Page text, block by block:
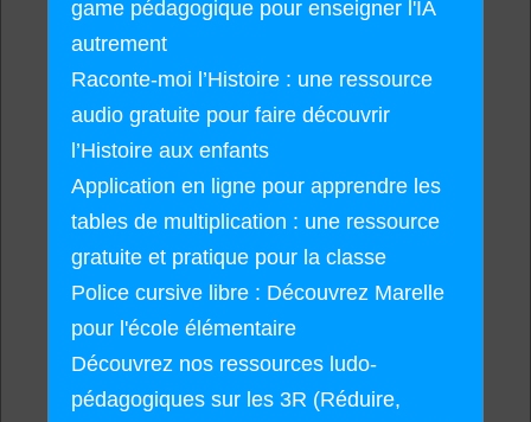
game pédagogique pour enseigner l'IA
autrement
Raconte-moi l’Histoire : une ressource
audio gratuite pour faire découvrir
l’Histoire aux enfants
Application en ligne pour apprendre les
tables de multiplication : une ressource
gratuite et pratique pour la classe
Police cursive libre : Découvrez Marelle
pour l'école élémentaire
Découvrez nos ressources ludo-
pédagogiques sur les 3R (Réduire,